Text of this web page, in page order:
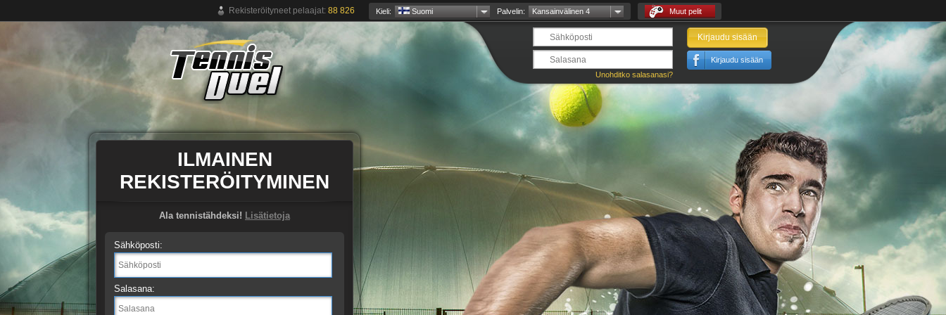
Rekisteröityneet pelaajat: 88 826 Kieli: Suomi Palvelin: Kansainvälinen 4 Muut pelit
Unohditko salasanasi?
Kirjaudu sisään
Kirjaudu sisään
ILMAINEN
REKISTERÖITYMINEN
Ala tennistähdeksi! Lisätietoja
Sähköposti:
Salasana: